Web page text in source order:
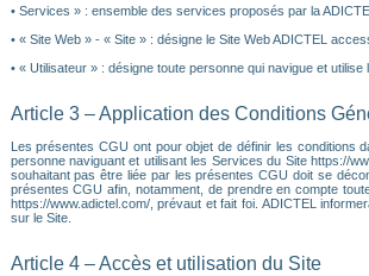
• Services » : ensemble des services proposés par la
• « Site Web » - « Site » : désigne le Site Web ADICTEL
• « Utilisateur » : désigne toute personne qui navigue et utilise
Article 3 – Application des Conditions
Les présentes CGU ont pour objet de définir les conditions
personne naviguant et utilisant les Services du Site https://
souhaitant pas être liée par les présentes CGU doit se
présentes CGU afin, notamment, de prendre en compte
https://www.adictel.com/, prévaut et fait foi. ADICTEL
sur le Site.
Article 4 – Accès et utilisation du Site